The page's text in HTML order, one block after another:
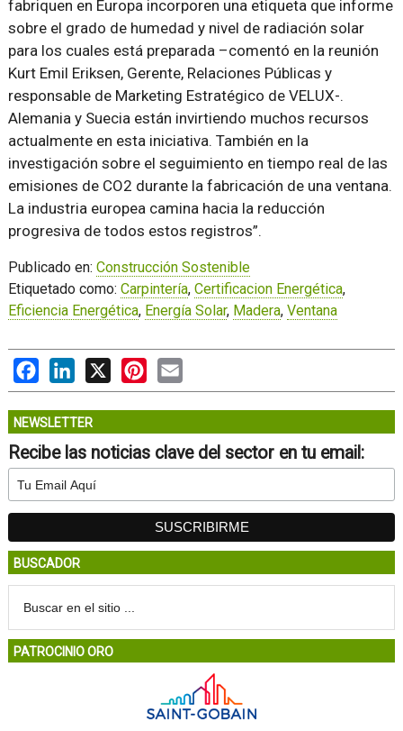
fabriquen en Europa incorporen una etiqueta que informe
sobre el grado de humedad y nivel de radiación solar
para los cuales está preparada –comentó en la reunión
Kurt Emil Eriksen, Gerente, Relaciones Públicas y
responsable de Marketing Estratégico de VELUX-.
Alemania y Suecia están invirtiendo muchos recursos
actualmente en esta iniciativa. También en la
investigación sobre el seguimiento en tiempo real de las
emisiones de CO2 durante la fabricación de una ventana.
La industria europea camina hacia la reducción
progresiva de todos estos registros”.
Publicado en: Construcción Sostenible
Etiquetado como: Carpintería, Certificacion Energética,
Eficiencia Energética, Energía Solar, Madera, Ventana
FacebookLinkedIn Pinterest
NEWSLETTER
Recibe las noticias clave del sector en tu email:
BUSCADOR
PATROCINIO ORO